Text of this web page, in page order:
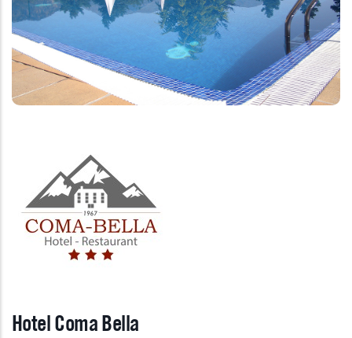
Hotel Coma Bella